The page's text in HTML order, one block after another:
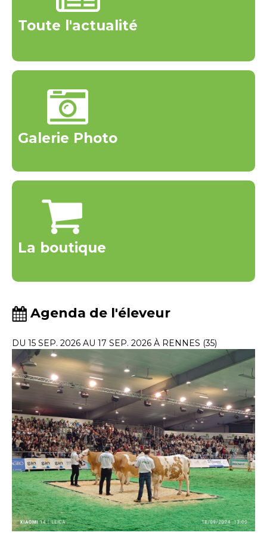
Toute l'actualité
Galerie Photo
La boutique
Agenda de l'éleveur
DU 15 SEP. 2026 AU 17 SEP. 2026 À RENNES (35)